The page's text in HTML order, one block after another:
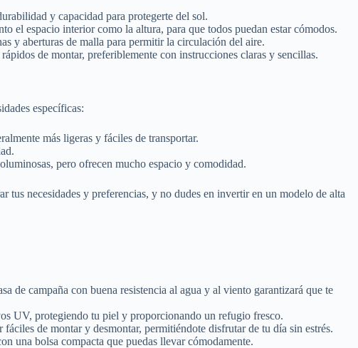
y capacidad para protegerte del sol.
el espacio interior como la altura, para que todos puedan estar cómodos.
y aberturas de malla para permitir la circulación del aire.
de montar, preferiblemente con instrucciones claras y sencillas.
específicas:
más ligeras y fáciles de transportar.
pero ofrecen mucho espacio y comodidad.
tus necesidades y preferencias, y no dudes en invertir en un modelo de alta
de campaña con buena resistencia al agua y al viento garantizará que te
UV, protegiendo tu piel y proporcionando un refugio fresco.
de montar y desmontar, permitiéndote disfrutar de tu día sin estrés.
una bolsa compacta que puedas llevar cómodamente.